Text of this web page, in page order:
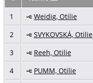
1
Weidig, Otilie
2
SVYKOVSKÁ, Otilie
3
Reeh, Otilie
4
PUMM, Otilie